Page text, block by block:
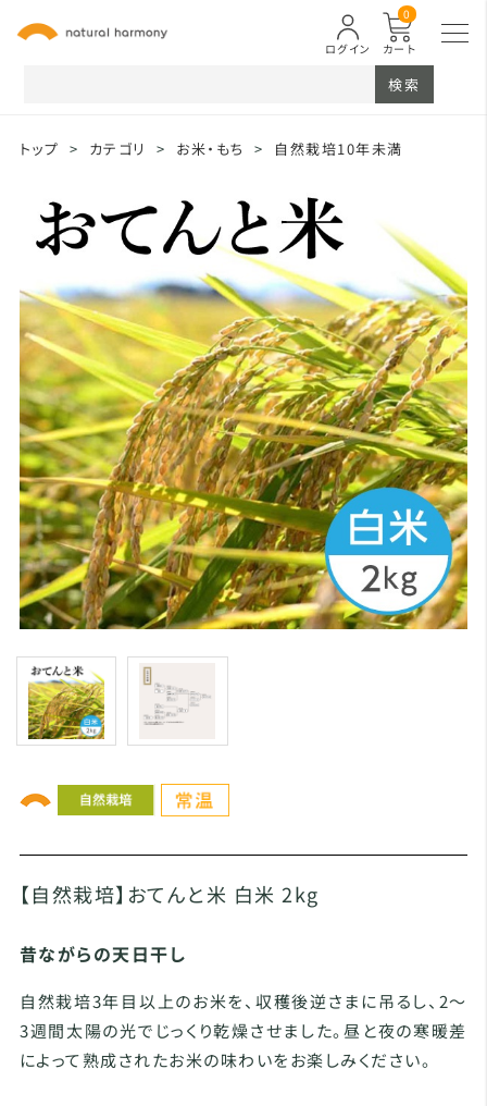
カート
0
ログイン
検索
トップ > カテゴリ > お米・もち > 自然栽培10年未満
【自然栽培】おてんと米 白米 2kg
昔ながらの天日干し
自然栽培3年目以上のお米を、収穫後逆さまに吊るし、2～
3週間太陽の光でじっくり乾燥させました。昼と夜の寒暖差
によって熟成されたお米の味わいをお楽しみください。